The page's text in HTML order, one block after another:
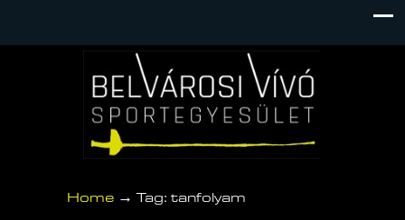
Home →Tag: tanfolyam